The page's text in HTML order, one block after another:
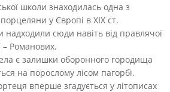
школи знаходилась одна з
у Європі в ХІХ ст.
сюди навіть від правлячої
– Романових.
є залишки оборонного городища
на порослому лісом пагорбі.
вперше згадується у літописах